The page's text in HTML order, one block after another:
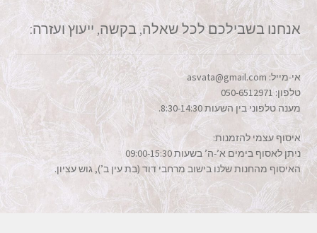
האפשרויות
בעמוד
המוצר
אנחנו בשבילכם לכל שאלה, בקשה, ייעוץ ועזרה:
אי-מייל: asvata@gmail.com
טלפון: 050-6512971
מענה טלפוני בין השעות 8:30-14:30.
איסוף עצמי להזמנות:
ניתן לאסוף בימים א’-ה’ בשעות 09:00-15:30
האיסוף מהחנות שלנו בישוב מרחבי דוד (בת עין ב’), גוש עציון.